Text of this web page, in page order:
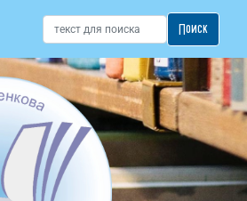
Поиск